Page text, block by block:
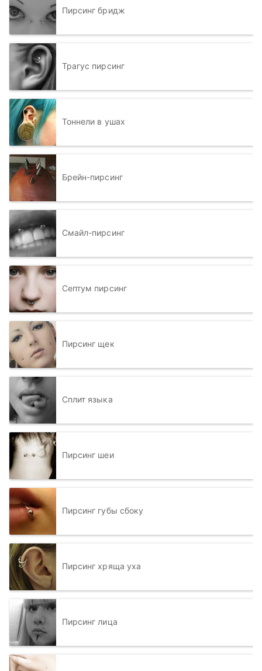
Пирсинг бридж
Трагус пирсинг
Тоннели в ушах
Брейн-пирсинг
Смайл-пирсинг
Септум пирсинг
Пирсинг щек
Сплит языка
Пирсинг шеи
Пирсинг губы сбоку
Пирсинг хряща уха
Пирсинг лица